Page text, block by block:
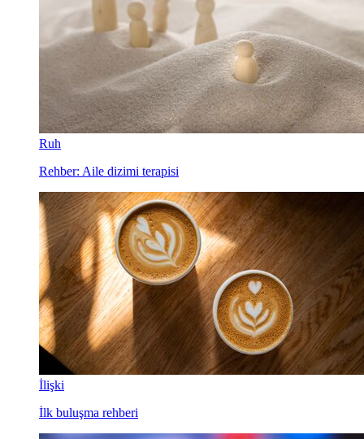
Ruh
Rehber: Aile dizimi terapisi
İlişki
İlk buluşma rehberi